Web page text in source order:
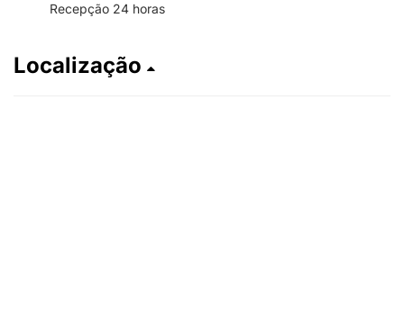
Recepção 24 horas
Localização